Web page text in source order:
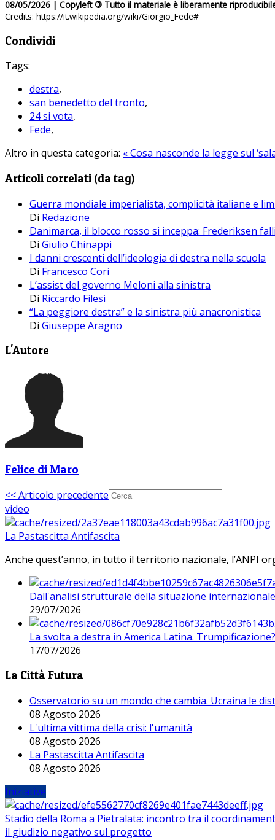
08/05/2026 | Copyleft © Tutto il materiale è liberamente
Credits: https://it.wikipedia.org/wiki/Giorgio_Fede#
Condividi
Tags:
destra,
san benedetto del tronto,
24 si vota,
Fede,
Altro in questa categoria: « Cosa nasconde la legge sul
Articoli correlati (da tag)
Guerra mondiale imperialista, complicità italiane e
Di Redazione
Danimarca, il blocco rosso si inceppa: Frederiksen
Di Giulio Chinappi
I danni crescenti dell’ideologia di destra nella scuola
Di Francesco Cori
L’assist del governo Meloni alla sinistra
Di Riccardo Filesi
“La peggiore destra” e la sinistra più anacronistica
Di Giuseppe Aragno
L'Autore
Felice di Maro
<< Articolo precedente
video
La Pastascitta Antifascita
Anche quest’anno, in tutto il territorio nazionale, l’ANPI
Dall'analisi strutturale della situazione
29/07/2026
La svolta a destra in America Latina. Trumpificazione?
17/07/2026
La Città Futura
Osservatorio su un mondo che cambia. Ucraina le
08 Agosto 2026
L'ultima vittima della crisi: l'umanità
08 Agosto 2026
La Pastascitta Antifascita
08 Agosto 2026
Iniziative
Stadio della Roma a Pietralata: incontro tra il
il giudizio negativo sul progetto